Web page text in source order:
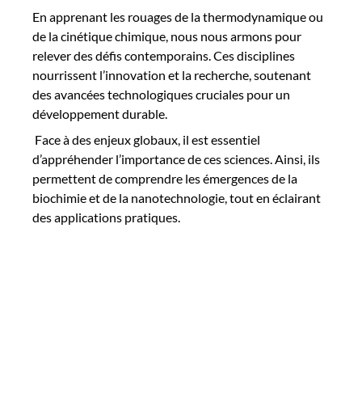
En apprenant les rouages de la thermodynamique ou
de la cinétique chimique, nous nous armons pour
relever des défis contemporains. Ces disciplines
nourrissent l’innovation et la recherche, soutenant
des avancées technologiques cruciales pour un
développement durable.
Face à des enjeux globaux, il est essentiel
d’appréhender l’importance de ces sciences. Ainsi, ils
permettent de comprendre les émergences de la
biochimie et de la nanotechnologie, tout en éclairant
des applications pratiques.